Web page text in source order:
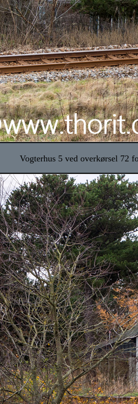
Vogterhus 5 ved overkørsel 72